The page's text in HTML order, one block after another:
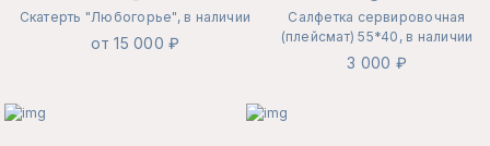
Скатерть "Любогорье", в наличии
от 15 000 ₽
Салфетка сервировочная
(плейсмат) 55*40, в наличии
3 000 ₽